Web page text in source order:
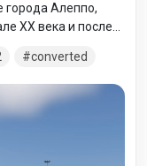
города Алеппо,
XX века и после
войны
с декабря 2012
converted